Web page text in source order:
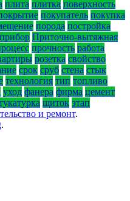
плита плитка поверхность
покупатель покупка
порода постройка
прибор Приточно-вытяжная
прочность работа
розетка свойство
срок сруб стена стык
технология тип топливо
уход фанера фирма цемент
щиток этап
и ремонт.
.